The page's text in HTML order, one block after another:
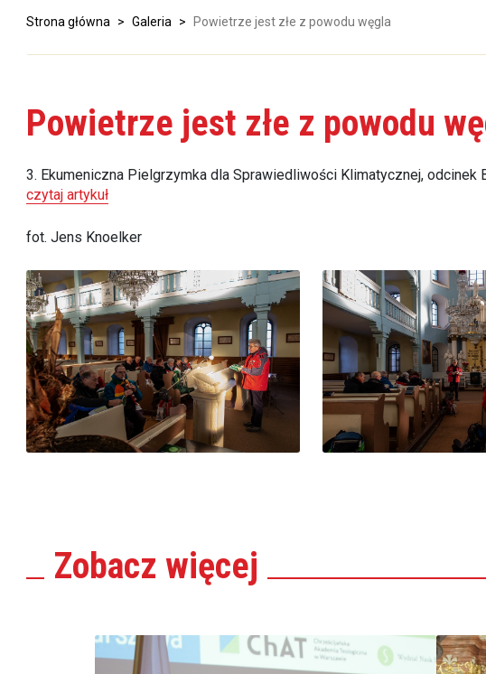
Strona główna > Galeria > Powietrze jest złe z powodu węgla
Powietrze jest złe z powodu
3. Ekumeniczna Pielgrzymka dla Sprawiedliwości Klimatycznej, odcinek
czytaj artykuł
fot. Jens Knoelker
Zobacz więcej